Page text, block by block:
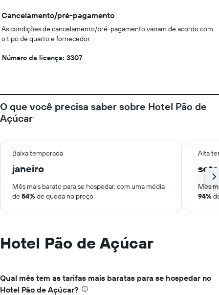
Cancelamento/pré-pagamento
As condições de cancelamento/pré-pagamento variam de acordo com
o tipo de quarto e fornecedor.
Número da licença: 3307
O que você precisa saber sobre Hotel Pão de
Açúcar
Baixa temporada Alta
janeiro
Mês mais barato para se hospedar, com uma média
de54%de queda no preço.
Mês
94%
Hotel Pão de Açúcar
Qual mês tem as tarifas mais baratas para se hospedar no
Hotel Pão de Açúcar?